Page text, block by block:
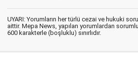
UYARI: Yorumların her türlü cezai ve hukuki
aittir. Mepa News, yapılan yorumlardan
600 karakterle (boşluklu) sınırlıdır.